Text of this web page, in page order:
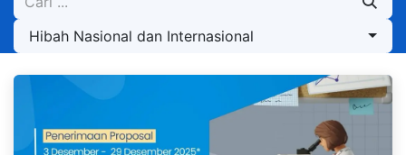
Hibah Nasional dan Internasional